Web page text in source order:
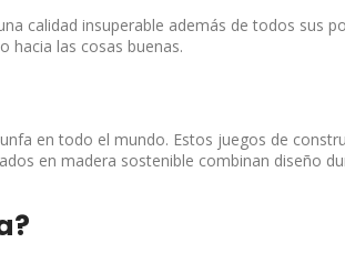
calidad insuperable además de todos sus
hacia las cosas buenas.
en todo el mundo. Estos juegos de
en madera sostenible combinan diseño